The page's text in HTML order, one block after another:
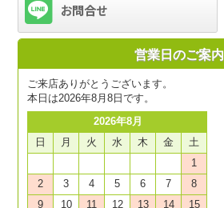
営業日のご案内
ご来店ありがとうございます。
本日は2026年8月8日です。
2026年8月
日
月 火 水 木 金
土
1
2
3 4 5 6 7
8
9
10 11 12 13 14
15